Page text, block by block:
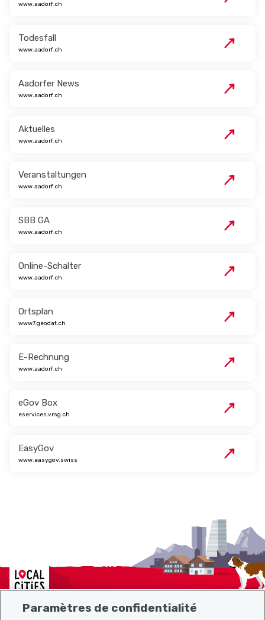
www.aadorf.ch
Todesfall
www.aadorf.ch
Aadorfer News
www.aadorf.ch
Aktuelles
www.aadorf.ch
Veranstaltungen
www.aadorf.ch
SBB GA
www.aadorf.ch
Online-Schalter
www.aadorf.ch
Ortsplan
www7.geodat.ch
E-Rechnung
www.aadorf.ch
eGov Box
eservices.vrsg.ch
EasyGov
www.easygov.swiss
Localcities
Paramètres de confidentialité